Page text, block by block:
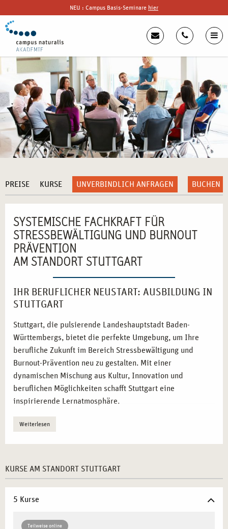
NEU : Campus Basis-Seminare hier
PREISE KURSE UNVERBINDLICH ANFRAGEN BUCHEN
SYSTEMISCHE FACHKRAFT FÜR
STRESSBEWÄLTIGUNG UND BURNOUT
PRÄVENTION
AM STANDORT STUTTGART
IHR BERUFLICHER NEUSTART: AUSBILDUNG IN
STUTTGART
Stuttgart, die pulsierende Landeshauptstadt Baden-
Württembergs, bietet die perfekte Umgebung, um Ihre
berufliche Zukunft im Bereich Stressbewältigung und
Burnout-Prävention neu zu gestalten. Mit einer
dynamischen Mischung aus Kultur, Innovation und
beruflichen Möglichkeiten schafft Stuttgart eine
inspirierende Lernatmosphäre.
Innovatives Ausbildungsumfeld:
sorgt für eine leichte Erreichbarkeit der Akademie.
Vielfältige Netzwerke:Nutzen Sie die lokalen
Partnerschaften im Gesundheits- und Sozialsektor.
Ihnen das notwendige Fachwissen und die praktischen
Weiterlesen
KURSE AM STANDORT STUTTGART
5 Kurse
Teilweise online